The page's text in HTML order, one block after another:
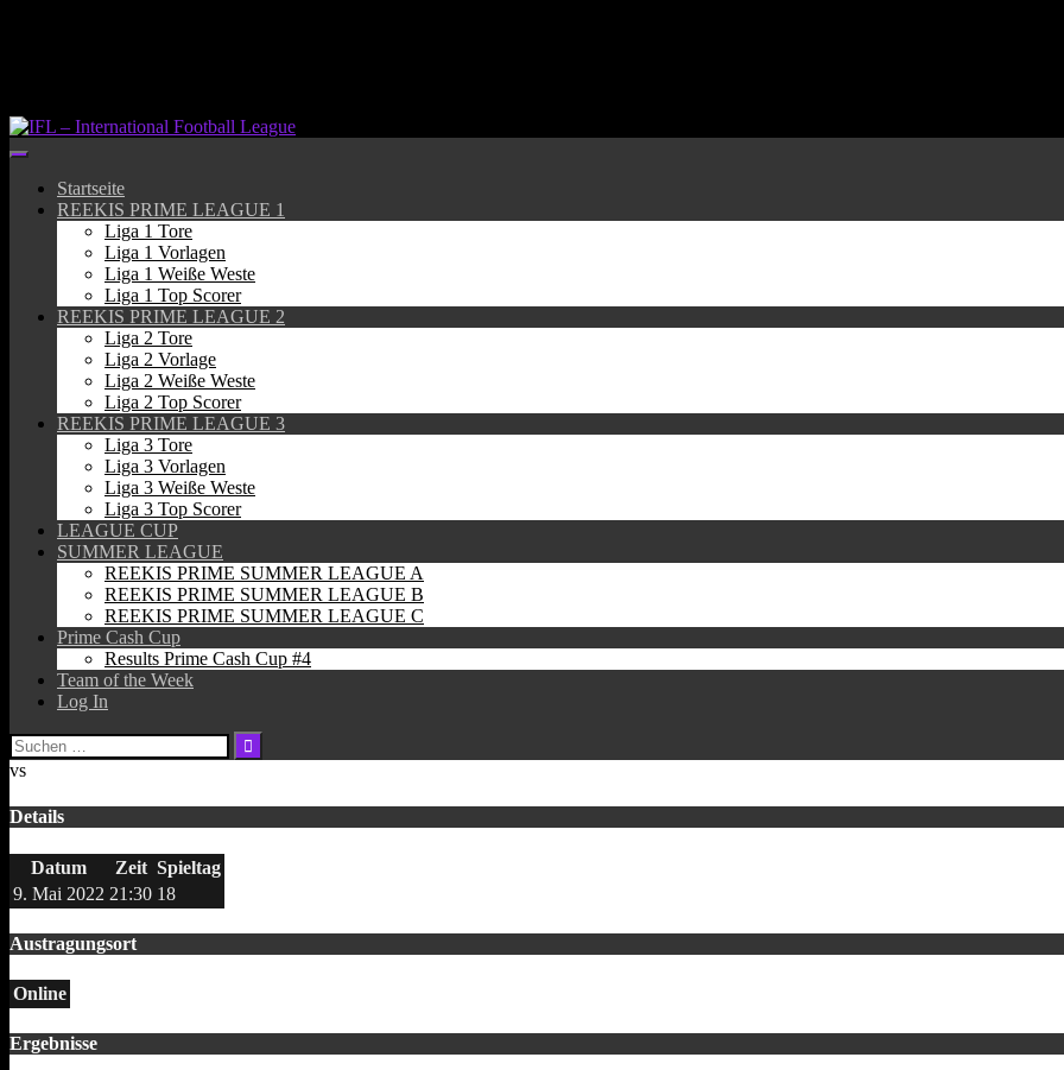
Startseite
REEKIS PRIME LEAGUE 1
Liga 1 Tore
Liga 1 Vorlagen
Liga 1 Weiße Weste
Liga 1 Top Scorer
REEKIS PRIME LEAGUE 2
Liga 2 Tore
Liga 2 Vorlage
Liga 2 Weiße Weste
Liga 2 Top Scorer
REEKIS PRIME LEAGUE 3
Liga 3 Tore
Liga 3 Vorlagen
Liga 3 Weiße Weste
Liga 3 Top Scorer
LEAGUE CUP
SUMMER LEAGUE
REEKIS PRIME SUMMER LEAGUE A
REEKIS PRIME SUMMER LEAGUE B
REEKIS PRIME SUMMER LEAGUE C
Prime Cash Cup
Results Prime Cash Cup #4
Team of the Week
Log In
Suchen
nach:
vs
Details
Datum Zeit Spieltag
9. Mai 2022 21:30 18
Austragungsort
Online
Ergebnisse